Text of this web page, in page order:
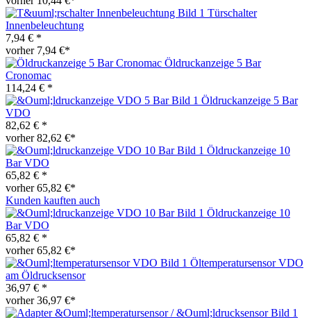
Türschalter
Innenbeleuchtung
7,94 € *
vorher 7,94 €*
Öldruckanzeige 5 Bar
Cronomac
114,24 € *
Öldruckanzeige 5 Bar
VDO
82,62 € *
vorher 82,62 €*
Öldruckanzeige 10
Bar VDO
65,82 € *
vorher 65,82 €*
Kunden kauften auch
Öldruckanzeige 10
Bar VDO
65,82 € *
vorher 65,82 €*
Öltemperatursensor VDO
am Öldrucksensor
36,97 € *
vorher 36,97 €*